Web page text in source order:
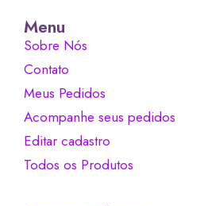
Menu
Sobre Nós
Contato
Meus Pedidos
Acompanhe seus pedidos
Editar cadastro
Todos os Produtos